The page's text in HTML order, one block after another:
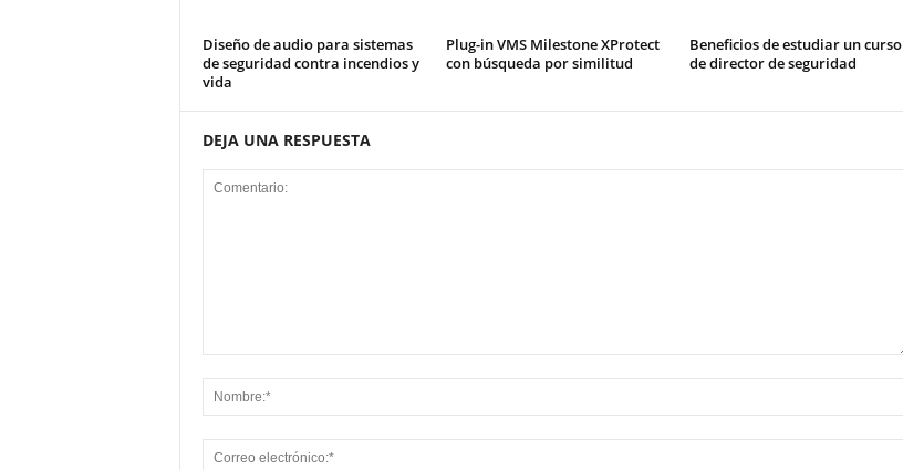
Diseño de audio para sistemas
de seguridad contra incendios y
vida
Plug-in VMS Milestone XProtect
con búsqueda por similitud
Beneficios de estudiar un curso
de director de seguridad
DEJA UNA RESPUESTA